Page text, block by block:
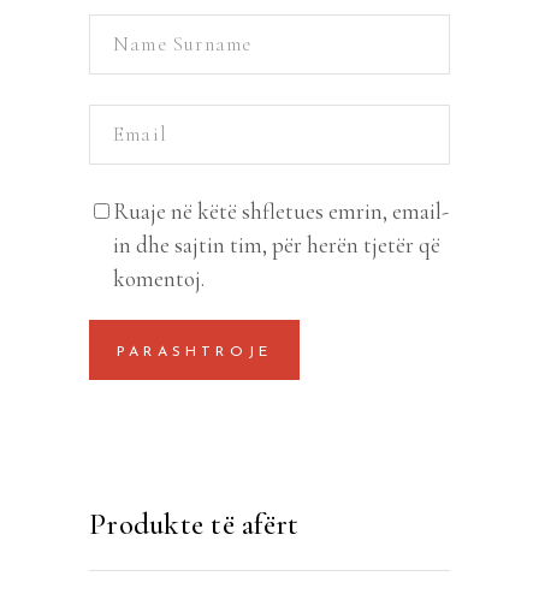
Ruaje në këtë shfletues emrin, email-
in dhe sajtin tim, për herën tjetër që
komentoj.
Produkte të afërt